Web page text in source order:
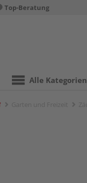
Top-Beratung
Alle Kategorien
Home